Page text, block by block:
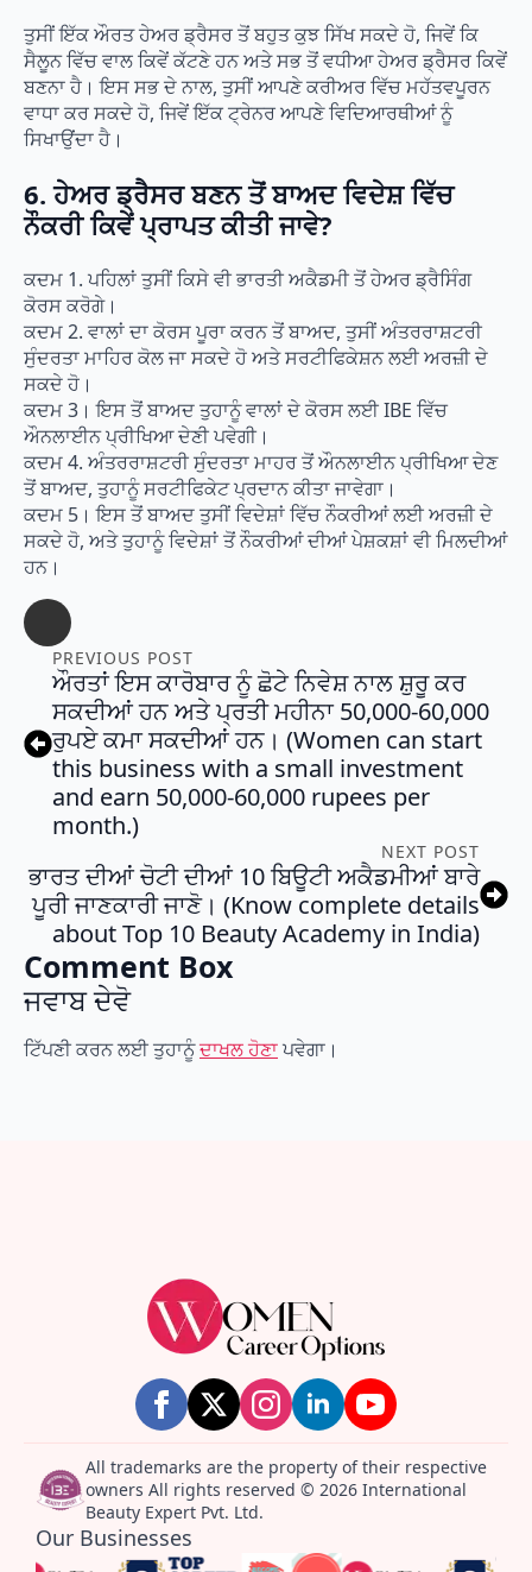
ਤੁਸੀਂ ਇੱਕ ਔਰਤ ਹੇਅਰ ਡ੍ਰੈਸਰ ਤੋਂ ਬਹੁਤ ਕੁਝ ਸਿੱਖ ਸਕਦੇ ਹੋ, ਜਿਵੇਂ ਕਿ
ਸੈਲੂਨ ਵਿੱਚ ਵਾਲ ਕਿਵੇਂ ਕੱਟਣੇ ਹਨ ਅਤੇ ਸਭ ਤੋਂ ਵਧੀਆ ਹੇਅਰ ਡ੍ਰੈਸਰ ਕਿਵੇਂ
ਬਣਨਾ ਹੈ। ਇਸ ਸਭ ਦੇ ਨਾਲ, ਤੁਸੀਂ ਆਪਣੇ ਕਰੀਅਰ ਵਿੱਚ ਮਹੱਤਵਪੂਰਨ
ਵਾਧਾ ਕਰ ਸਕਦੇ ਹੋ, ਜਿਵੇਂ ਇੱਕ ਟ੍ਰੇਨਰ ਆਪਣੇ ਵਿਦਿਆਰਥੀਆਂ ਨੂੰ
ਸਿਖਾਉਂਦਾ ਹੈ।
6. ਹੇਅਰ ਡ੍ਰੈਸਰ ਬਣਨ ਤੋਂ ਬਾਅਦ ਵਿਦੇਸ਼ ਵਿੱਚ
ਨੌਕਰੀ ਕਿਵੇਂ ਪ੍ਰਾਪਤ ਕੀਤੀ ਜਾਵੇ?
ਕਦਮ 1. ਪਹਿਲਾਂ ਤੁਸੀਂ ਕਿਸੇ ਵੀ ਭਾਰਤੀ ਅਕੈਡਮੀ ਤੋਂ ਹੇਅਰ ਡ੍ਰੈਸਿੰਗ
ਕੋਰਸ ਕਰੋਗੇ।
ਕਦਮ 2. ਵਾਲਾਂ ਦਾ ਕੋਰਸ ਪੂਰਾ ਕਰਨ ਤੋਂ ਬਾਅਦ, ਤੁਸੀਂ ਅੰਤਰਰਾਸ਼ਟਰੀ
ਸੁੰਦਰਤਾ ਮਾਹਿਰ ਕੋਲ ਜਾ ਸਕਦੇ ਹੋ ਅਤੇ ਸਰਟੀਫਿਕੇਸ਼ਨ ਲਈ ਅਰਜ਼ੀ ਦੇ
ਸਕਦੇ ਹੋ।
ਕਦਮ 3। ਇਸ ਤੋਂ ਬਾਅਦ ਤੁਹਾਨੂੰ ਵਾਲਾਂ ਦੇ ਕੋਰਸ ਲਈ IBE ਵਿੱਚ
ਔਨਲਾਈਨ ਪ੍ਰੀਖਿਆ ਦੇਣੀ ਪਵੇਗੀ।
ਕਦਮ 4. ਅੰਤਰਰਾਸ਼ਟਰੀ ਸੁੰਦਰਤਾ ਮਾਹਰ ਤੋਂ ਔਨਲਾਈਨ ਪ੍ਰੀਖਿਆ ਦੇਣ
ਤੋਂ ਬਾਅਦ, ਤੁਹਾਨੂੰ ਸਰਟੀਫਿਕੇਟ ਪ੍ਰਦਾਨ ਕੀਤਾ ਜਾਵੇਗਾ।
ਕਦਮ 5। ਇਸ ਤੋਂ ਬਾਅਦ ਤੁਸੀਂ ਵਿਦੇਸ਼ਾਂ ਵਿੱਚ ਨੌਕਰੀਆਂ ਲਈ ਅਰਜ਼ੀ ਦੇ
ਸਕਦੇ ਹੋ, ਅਤੇ ਤੁਹਾਨੂੰ ਵਿਦੇਸ਼ਾਂ ਤੋਂ ਨੌਕਰੀਆਂ ਦੀਆਂ ਪੇਸ਼ਕਸ਼ਾਂ ਵੀ ਮਿਲਦੀਆਂ
ਹਨ।
PREVIOUS POST
ਔਰਤਾਂ ਇਸ ਕਾਰੋਬਾਰ ਨੂੰ ਛੋਟੇ ਨਿਵੇਸ਼ ਨਾਲ ਸ਼ੁਰੂ ਕਰ
ਸਕਦੀਆਂ ਹਨ ਅਤੇ ਪ੍ਰਤੀ ਮਹੀਨਾ 50,000-60,000
ਰੁਪਏ ਕਮਾ ਸਕਦੀਆਂ ਹਨ। (Women can start
this business with a small investment
and earn 50,000-60,000 rupees per
month.)
NEXT POST
ਭਾਰਤ ਦੀਆਂ ਚੋਟੀ ਦੀਆਂ 10 ਬਿਊਟੀ ਅਕੈਡਮੀਆਂ ਬਾਰੇ
ਪੂਰੀ ਜਾਣਕਾਰੀ ਜਾਣੋ। (Know complete details
about Top 10 Beauty Academy in India)
Comment Box
ਜਵਾਬ ਦੇਵੋ
ਟਿੱਪਣੀ ਕਰਨ ਲਈ ਤੁਹਾਨੂੰਦਾਖਲ ਹੋਣਾਪਵੇਗਾ।
All trademarks are the property of their respective
owners All rights reserved © 2026 International
Beauty Expert Pvt. Ltd.
Our Businesses